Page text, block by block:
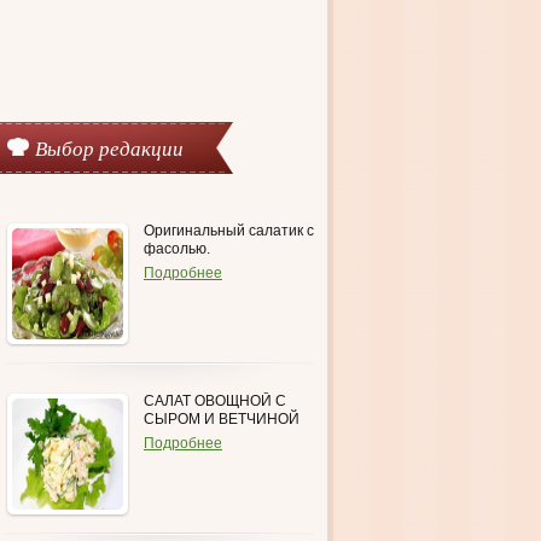
Выбор редакции
Оригинальный салатик с
фасолью.
Подробнее
САЛАТ ОВОЩНОЙ С
СЫРОМ И ВЕТЧИНОЙ
Подробнее